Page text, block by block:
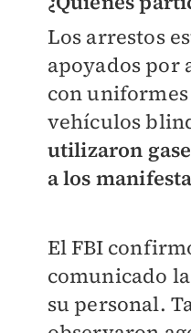
Los arrestos
apoyados por
con
vehículos
utilizaron
a los
El FBI
comunicado
su personal.